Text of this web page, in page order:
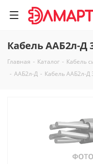
Кабель ААБ2л-Д
Главная - Каталог - Кабель
- ААБ2л-Д - Кабель ААБ2л-Д